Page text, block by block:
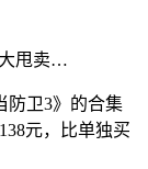
防卫3》的合集
元，比单独买